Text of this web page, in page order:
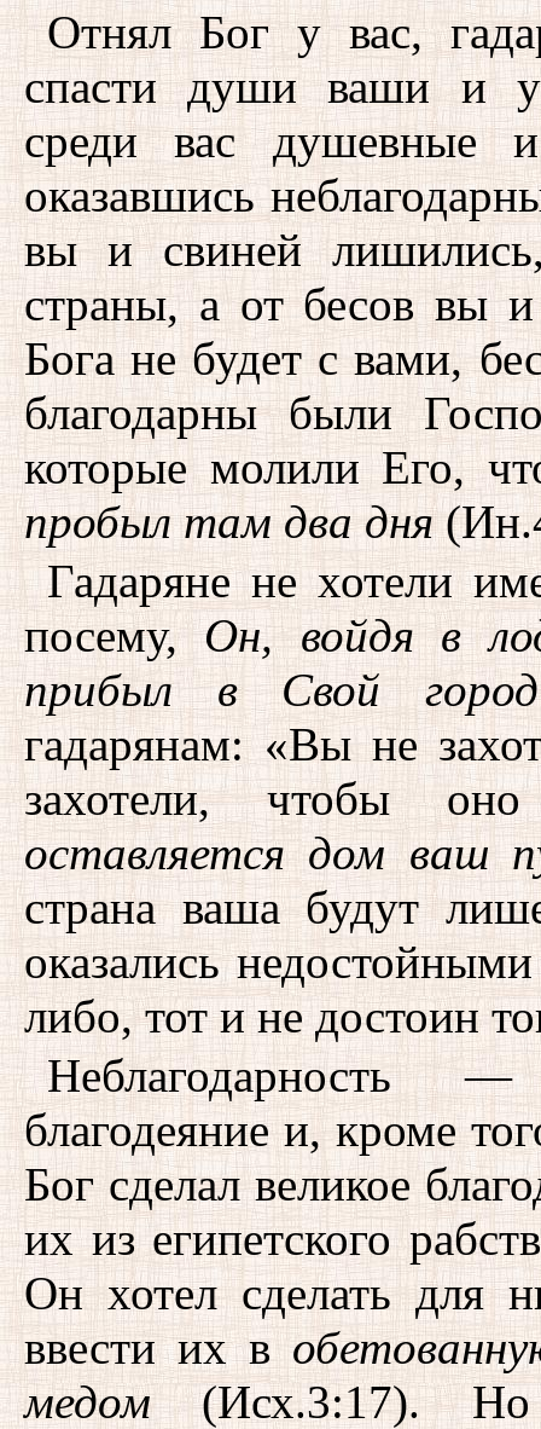
Отнял Бог у вас,
спасти души ваши и
среди вас душевные
оказавшись
вы и свиней
страны, а от бесов вы
Бога не будет с вами,
благодарны были
которые молили Его,
пробыл там два дня
Гадаряне не хотели
посему,Он, войдя в
прибыл в Свой город
гадарянам: «Вы не
захотели, чтобы
оставляется дом ваш
страна ваша будут
оказались
либо, тот и не достоин
Неблагодарность
благодеяние и, кроме
Бог сделал великое
их из египетского
Он хотел сделать для
ввести их в
медом(Исх.3:17). Но